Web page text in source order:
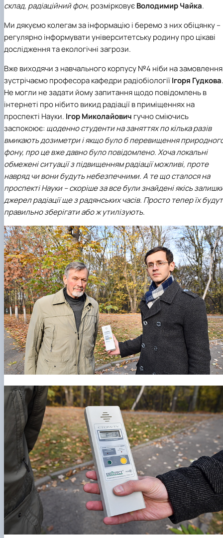
склад, радіаційний фон, розмірковуєВолодимир Чайка.
Ми дякуємо колегам за інформацію і беремо з них обіцянку –
регулярно інформувати університетську родину про цікаві
дослідження та екологічні загрози.
Вже виходячи з навчального корпусу №4 ніби на замовлення
зустрічаємо професора кафедри радіобіологіїІгоря Гудкова.
Не могли не задати йому запитання щодо повідомлень в
інтернеті про нібито викид радіації в приміщеннях на
проспекті Науки. Ігор Миколайович гучно сміючись
заспокоює: щоденно студенти на заняттях по кілька разів
вмикають дозиметри і якщо було б перевищення
фону, про це вже давно було повідомлено. Хоча локальні
обмежені ситуації з підвищенням радіації можливі, проте
навряд чи вони будуть небезпечними. А те що сталося на
проспекті Науки – скоріше за все були знайдені якісь
джерел радіації ще з радянських часів. Просто тепер їх
правильно зберігати або ж утилізують.